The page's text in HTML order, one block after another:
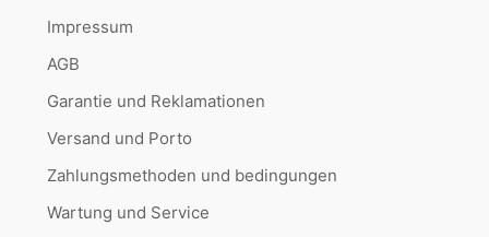
Impressum
AGB
Garantie und Reklamationen
Versand und Porto
Zahlungsmethoden und bedingungen
Wartung und Service